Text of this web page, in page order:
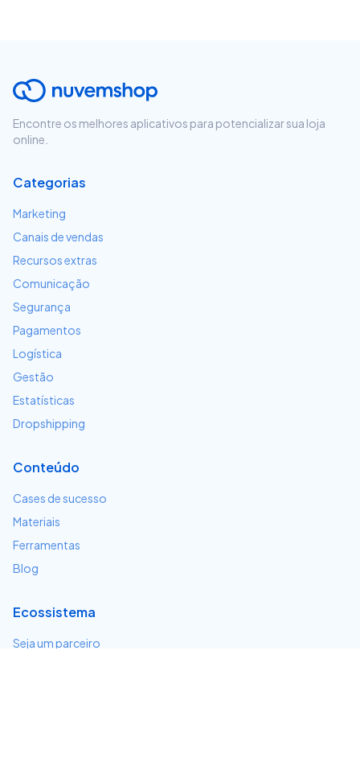
Encontre os melhores aplicativos para potencializar sua loja
online.
Categorias
Marketing
Canais de vendas
Recursos extras
Comunicação
Segurança
Pagamentos
Logística
Gestão
Estatísticas
Dropshipping
Conteúdo
Cases de sucesso
Materiais
Ferramentas
Blog
Ecossistema
Seja um parceiro